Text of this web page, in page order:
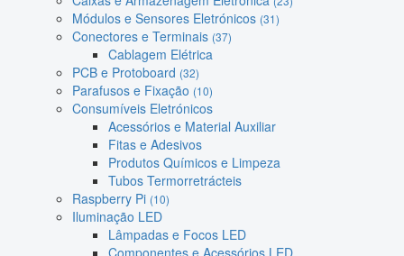
Módulos e Sensores Eletrónicos (31)
Conectores e Terminais (37)
Cablagem Elétrica
PCB e Protoboard (32)
Parafusos e Fixação (10)
Consumíveis Eletrónicos
Acessórios e Material Auxiliar
Fitas e Adesivos
Produtos Químicos e Limpeza
Tubos Termorretrácteis
Raspberry Pi (10)
Iluminação LED
Lâmpadas e Focos LED
Componentes e Acessórios LED